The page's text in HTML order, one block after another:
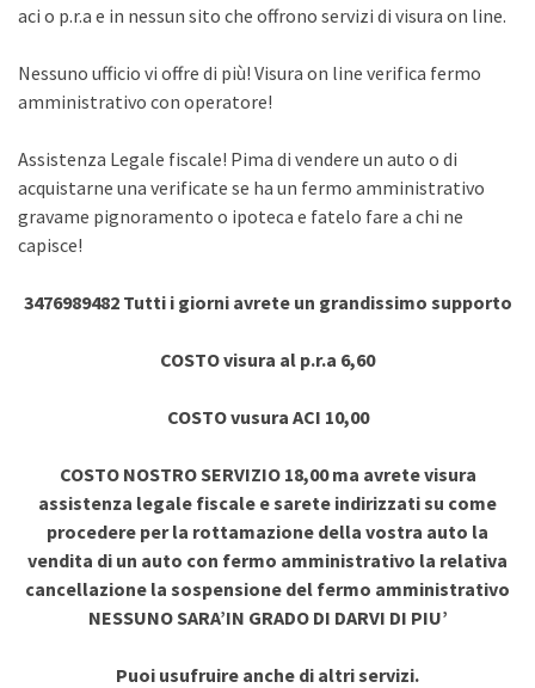
aci o p.r.a e in nessun sito che offrono servizi di visura on line.
Nessuno ufficio vi offre di più! Visura on line verifica fermo
amministrativo con operatore!
Assistenza Legale fiscale! Pima di vendere un auto o di
acquistarne una verificate se ha un fermo amministrativo
gravame pignoramento o ipoteca e fatelo fare a chi ne
capisce!
3476989482 Tutti i giorni avrete un grandissimo supporto
COSTO visura al p.r.a 6,60
COSTO vusura ACI 10,00
COSTO NOSTRO SERVIZIO 18,00 ma avrete visura
assistenza legale fiscale e sarete indirizzati su come
procedere per la rottamazione della vostra auto la
vendita di un auto con fermo amministrativo la relativa
cancellazione la sospensione del fermo amministrativo
NESSUNO SARA’IN GRADO DI DARVI DI PIU’
Puoi usufruire anche di altri servizi.